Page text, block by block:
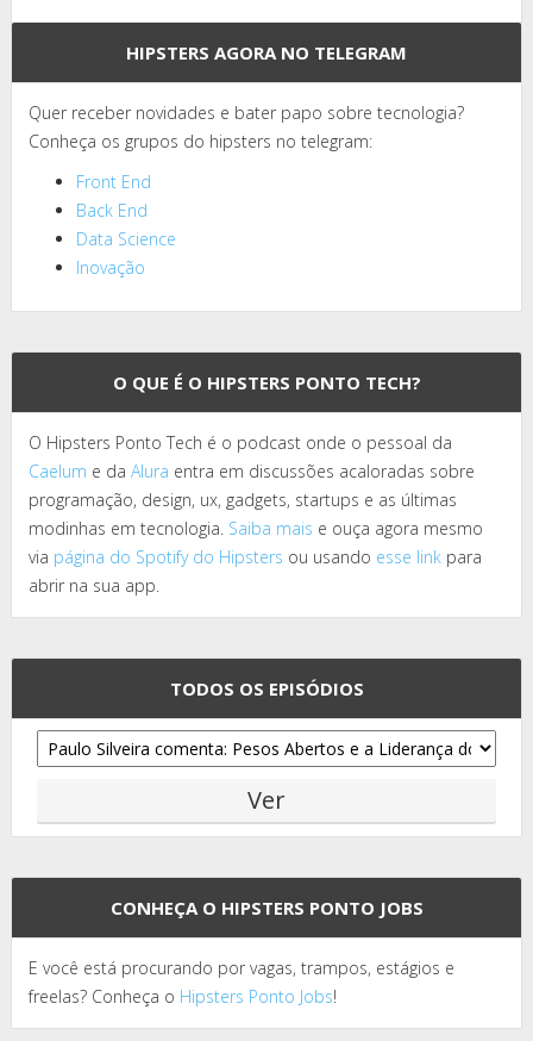
HIPSTERS AGORA NO TELEGRAM
Quer receber novidades e bater papo sobre tecnologia?
Conheça os grupos do hipsters no telegram:
Front End
Back End
Data Science
Inovação
O QUE É O HIPSTERS PONTO TECH?
O Hipsters Ponto Tech é o podcast onde o pessoal da
Caelum e da Alura entra em discussões acaloradas sobre
programação, design, ux, gadgets, startups e as últimas
modinhas em tecnologia. Saiba mais e ouça agora mesmo
via página do Spotify do Hipsters ou usando esse link para
abrir na sua app.
TODOS OS EPISÓDIOS
CONHEÇA O HIPSTERS PONTO JOBS
E você está procurando por vagas, trampos, estágios e
freelas? Conheça o Hipsters Ponto Jobs!